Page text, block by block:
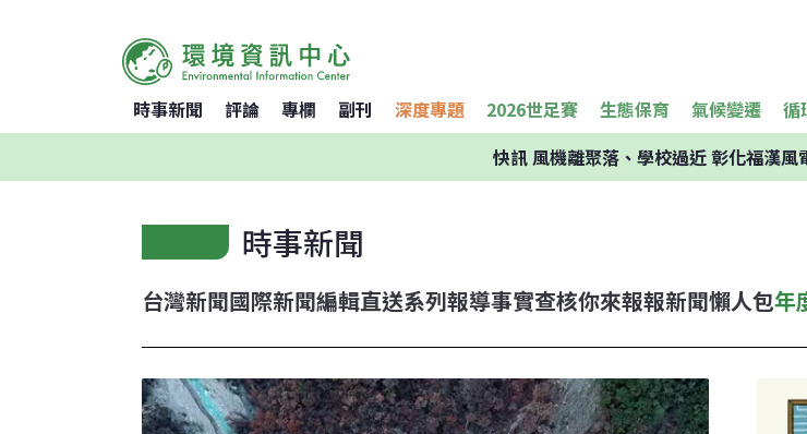
時事新聞 評論 專欄 副刊 深度專題 2026世足賽 生態保育 氣候變遷 循
快訊風機離聚落、學校過近 彰化福漢風
時事新聞
台灣新聞國際新聞編輯直送系列報導事實查核你來報報新聞懶人包年